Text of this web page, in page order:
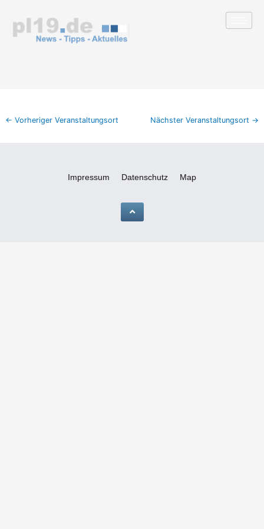
springen
← Vorheriger Veranstaltungsort Nächster Veranstaltungsort →
Impressum Datenschutz Map